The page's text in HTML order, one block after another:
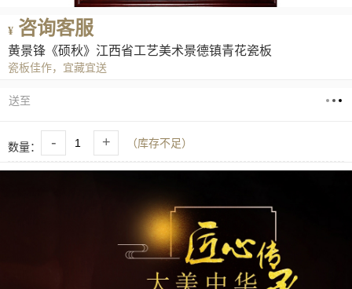
¥ 咨询客服
黄景锋《硕秋》江西省工艺美术景德镇青花瓷板
瓷板佳作，宜藏宜送
送至
数量： - + （库存不足）